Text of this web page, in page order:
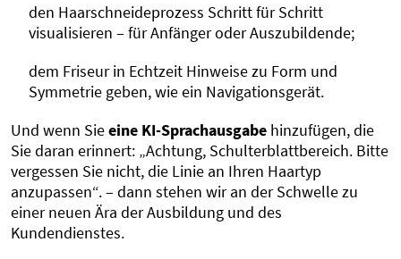
den Haarschneideprozess Schritt für Schritt
visualisieren – für Anfänger oder Auszubildende;
dem Friseur in Echtzeit Hinweise zu Form und
Symmetrie geben, wie ein Navigationsgerät.
Und wenn Sieeine KI-Sprachausgabe hinzufügen, die
Sie daran erinnert: „Achtung, Schulterblattbereich. Bitte
vergessen Sie nicht, die Linie an Ihren Haartyp
anzupassen“. – dann stehen wir an der Schwelle zu
einer neuen Ära der Ausbildung und des
Kundendienstes.